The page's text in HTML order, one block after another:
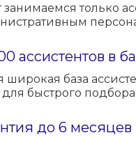
занимаемся только
ассистентов в
широкая база
быстрого
до 6 месяцев